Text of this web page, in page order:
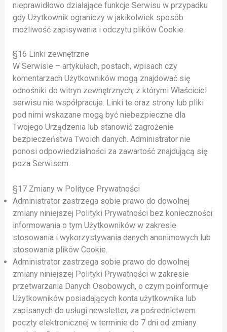
nieprawidłowo działające funkcje Serwisu w przypadku
gdy Użytkownik ograniczy w jakikolwiek sposób
możliwość zapisywania i odczytu plików Cookie.
§16 Linki zewnętrzne
W Serwisie – artykułach, postach, wpisach czy
komentarzach Użytkowników mogą znajdować się
odnośniki do witryn zewnętrznych, z którymi Właściciel
serwisu nie współpracuje. Linki te oraz strony lub pliki
pod nimi wskazane mogą być niebezpieczne dla
Twojego Urządzenia lub stanowić zagrożenie
bezpieczeństwa Twoich danych. Administrator nie
ponosi odpowiedzialności za zawartość znajdującą się
poza Serwisem.
§17 Zmiany w Polityce Prywatności
Administrator zastrzega sobie prawo do dowolnej
zmiany niniejszej Polityki Prywatności bez konieczności
informowania o tym Użytkowników w zakresie
stosowania i wykorzystywania danych anonimowych lub
stosowania plików Cookie.
Administrator zastrzega sobie prawo do dowolnej
zmiany niniejszej Polityki Prywatności w zakresie
przetwarzania Danych Osobowych, o czym poinformuje
Użytkowników posiadających konta użytkownika lub
zapisanych do usługi newsletter, za pośrednictwem
poczty elektronicznej w terminie do 7 dni od zmiany